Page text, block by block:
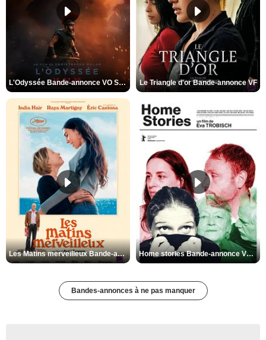
L'Odyssée Bande-annonce VO STFR Le Triangle d'or Bande-annonce VF
Les Matins merveilleux Bande-annonce VF Home stories Bande-annonce VO STFR
Bandes-annonces à ne pas manquer